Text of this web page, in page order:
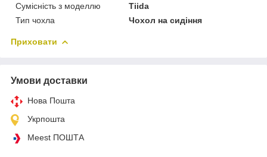
Сумісність з моделлю
Tiida
Тип чохла
Чохол на сидіння
Приховати
Умови доставки
Нова Пошта
Укрпошта
Meest ПОШТА